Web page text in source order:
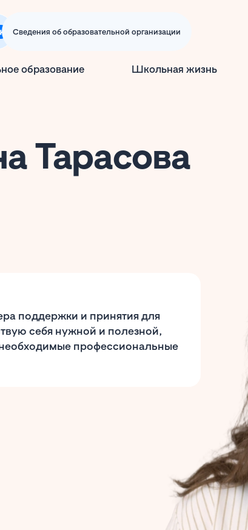
Сведения об образовательной организации
образование Школьная жизнь
Тарасова
поддержки и принятия для
себя нужной и полезной,
профессиональные